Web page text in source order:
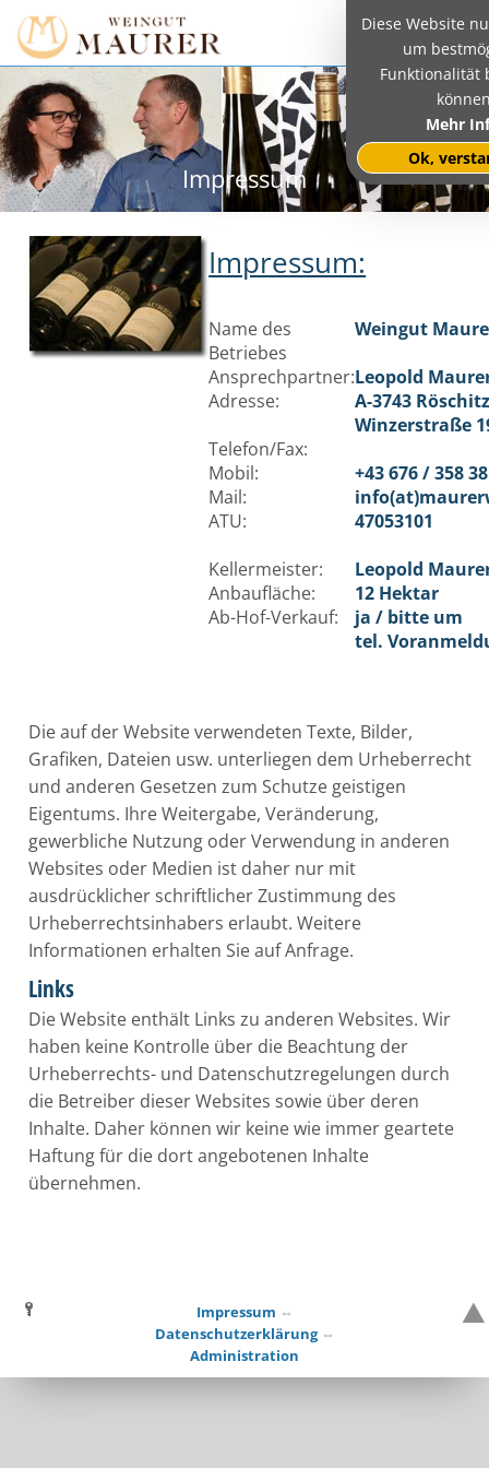
Impressum
Impressum:
Name des
Betriebes
Weingut
Ansprechpartner:Leopold
Adresse:
A-3743
Winzerstraße
Telefon/Fax:
Mobil:
+43 676 / 358
Mail:
ATU:
47053101
Kellermeister:
Leopold
Anbaufläche:
12 Hektar
Ab-Hof-Verkauf:
ja / bitte um
tel.
Die auf der Website verwendeten Texte, Bilder,
Grafiken, Dateien usw. unterliegen dem Urheberrecht
und anderen Gesetzen zum Schutze geistigen
Eigentums. Ihre Weitergabe, Veränderung,
gewerbliche Nutzung oder Verwendung in anderen
Websites oder Medien ist daher nur mit
ausdrücklicher schriftlicher Zustimmung des
Urheberrechtsinhabers erlaubt. Weitere
Informationen erhalten Sie auf Anfrage.
Links
Die Website enthält Links zu anderen Websites. Wir
haben keine Kontrolle über die Beachtung der
Urheberrechts- und Datenschutzregelungen durch
die Betreiber dieser Websites sowie über deren
Inhalte. Daher können wir keine wie immer geartete
Haftung für die dort angebotenen Inhalte
übernehmen.
Impressum ⇔
Datenschutzerklärung⇔
Administration
Diese Website
um
Funktionalität
Mehr
Ok,